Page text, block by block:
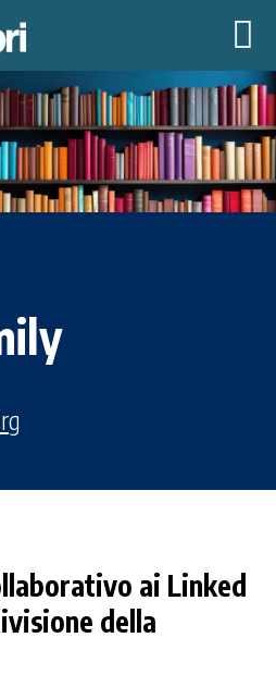
SIAMO
DIGITALI
| EN
ai Linked
della